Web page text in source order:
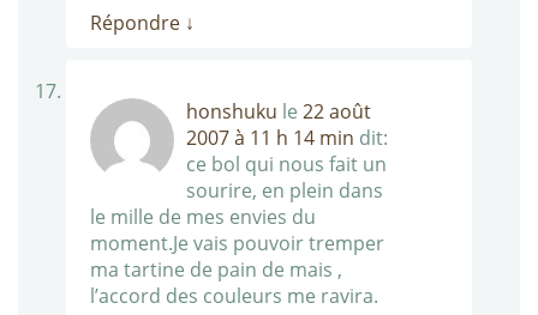
Répondre ↓
honshuku le 22 août
2007 à 11 h 14 min dit:
ce bol qui nous fait un
sourire, en plein dans
le mille de mes envies du
moment.Je vais pouvoir tremper
ma tartine de pain de mais ,
l’accord des couleurs me ravira.